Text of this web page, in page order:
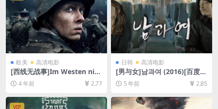
欧美 高清电影
[西线无战事]Im Westen nich
ts Neues (2022)[百度网盘
+迅雷云盘资源1080P超清未
4 年前 2.77
日韩 高清电影
[男与女]남과여 (2016)[百度网
盘+迅雷云盘资源1080P超清
未删减][MP4/6.6GB][韩语中
5 年前 2.85
VIP